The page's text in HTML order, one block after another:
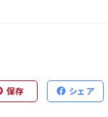
保存 シェア